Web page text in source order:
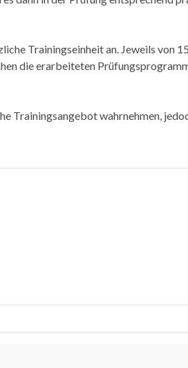
Trainingseinheit an. Jeweils von
die erarbeiteten
Trainingsangebot wahrnehmen,